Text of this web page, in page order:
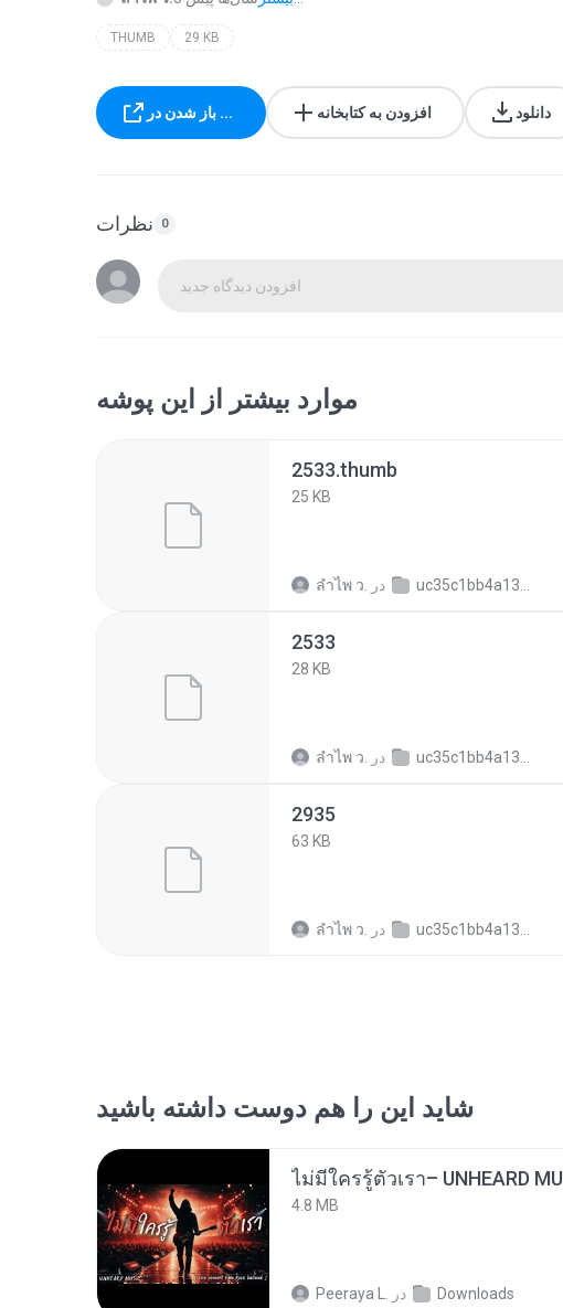
THUMB 29 KB
باز شدن در ... افزودن به کتابخانه دانلود
نظرات 0
افزودن دیدگاه جدید
موارد بیشتر از این پوشه
2533.thumb
25 KB
ลําไพ ว. در uc35c1bb4a1304fb5a08f6921344c03d7
2533
28 KB
ลําไพ ว. در uc35c1bb4a1304fb5a08f6921344c03d7
2935
63 KB
ลําไพ ว. در uc35c1bb4a1304fb5a08f6921344c03d7
شاید این را هم دوست داشته باشید
4.8 MB
Peeraya L. در Downloads